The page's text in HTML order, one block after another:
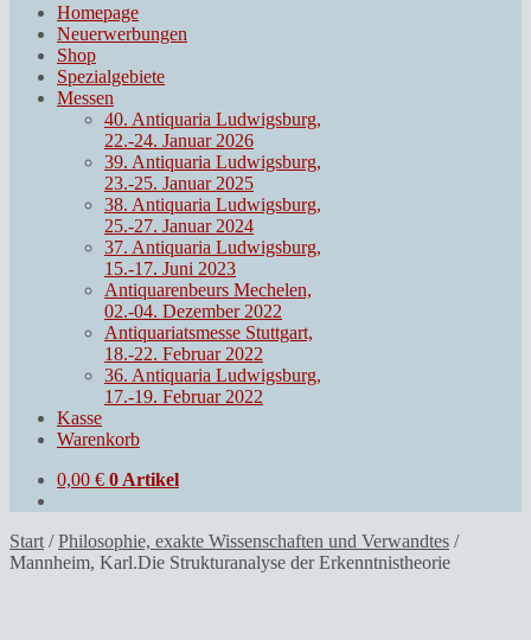
Homepage
Neuerwerbungen
Shop
Spezialgebiete
Messen
40. Antiquaria Ludwigsburg,
22.-24. Januar 2026
39. Antiquaria Ludwigsburg,
23.-25. Januar 2025
38. Antiquaria Ludwigsburg,
25.-27. Januar 2024
37. Antiquaria Ludwigsburg,
15.-17. Juni 2023
Antiquarenbeurs Mechelen,
02.-04. Dezember 2022
Antiquariatsmesse Stuttgart,
18.-22. Februar 2022
36. Antiquaria Ludwigsburg,
17.-19. Februar 2022
Kasse
Warenkorb
0,00 € 0 Artikel
Start /Philosophie, exakte Wissenschaften und Verwandtes /
Mannheim, Karl.Die Strukturanalyse der Erkenntnistheorie